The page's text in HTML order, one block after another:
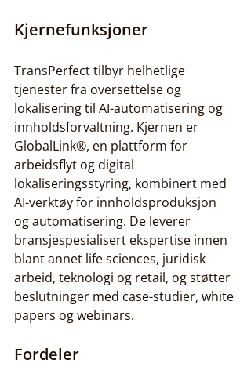
Kjernefunksjoner
TransPerfect tilbyr helhetlige
tjenester fra oversettelse og
lokalisering til AI-automatisering og
innholdsforvaltning. Kjernen er
GlobalLink®, en plattform for
arbeidsflyt og digital
lokaliseringsstyring, kombinert med
AI-verktøy for innholdsproduksjon
og automatisering. De leverer
bransjespesialisert ekspertise innen
blant annet life sciences, juridisk
arbeid, teknologi og retail, og støtter
beslutninger med case-studier, white
papers og webinars.
Fordeler